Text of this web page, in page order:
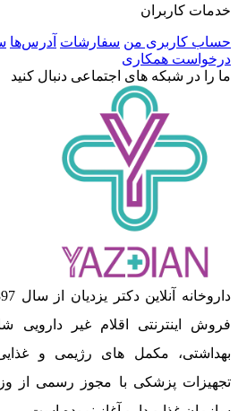
خدمات کاربران
حساب کاربری من سفارشات آدرس‌ها
درخواست همکاری
ما را در شبکه های اجتماعی دنبال کنید
فروش اینترنتی اقلام غیر
بهداشتی، مکمل های رژیمی و
تجهیزات پزشکی با مجوز رسمی از